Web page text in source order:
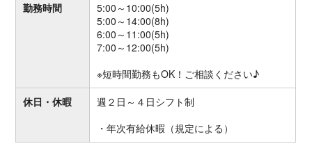
勤務時間
5:00～10:00(5h)
5:00～14:00(8h)
6:00～11:00(5h)
7:00～12:00(5h)
※短時間勤務もOK！ご相談ください♪
休日・休暇
週２日～４日シフト制
・年次有給休暇（規定による）